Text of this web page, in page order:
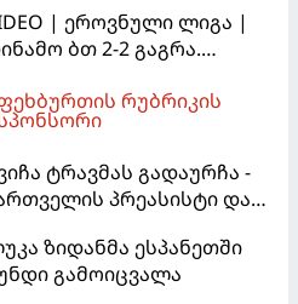
მოუგო
| ეროვნული ლიგა |
ბთ 2-2 გაგრა.
რუბრიკის
ტრავმას გადაურჩა -
პრეასისტი და
ზიდანმა ესპანეთში
გამოიცვალა